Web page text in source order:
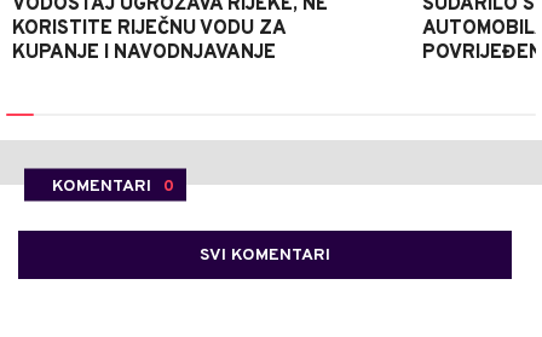
KORISTITE RIJEČNU VODU ZA
KUPANJE I NAVODNJAVANJE
KOMENTARI 0
SVI KOMENTARI